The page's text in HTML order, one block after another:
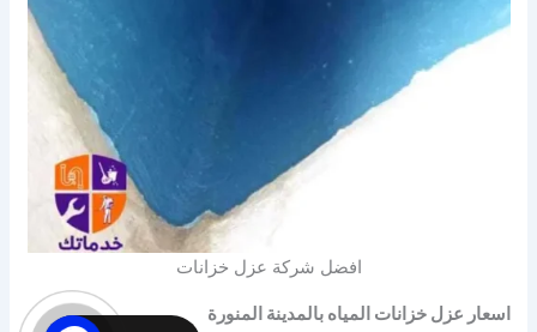
افضل شركة عزل خزانات
اسعار عزل خزانات المياه بالمدينة المنورة